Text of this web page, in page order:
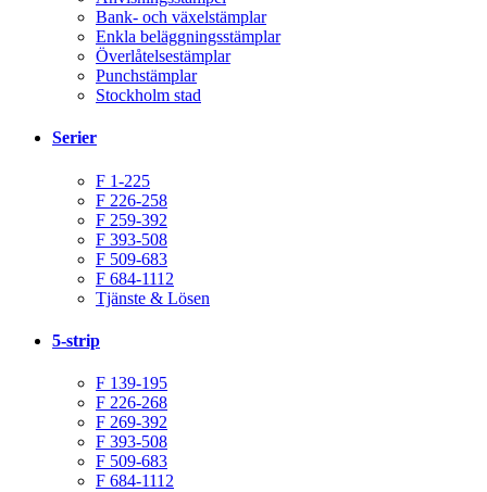
Bank- och växelstämplar
Enkla beläggningsstämplar
Överlåtelsestämplar
Punchstämplar
Stockholm stad
Serier
F 1-225
F 226-258
F 259-392
F 393-508
F 509-683
F 684-1112
Tjänste & Lösen
5-strip
F 139-195
F 226-268
F 269-392
F 393-508
F 509-683
F 684-1112